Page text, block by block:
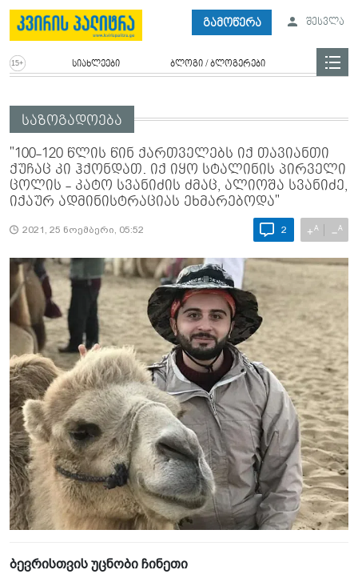
გამოწერა შესვლა
სიახლეები ბლოგი / ბლოგერები
საზოგადოება
"100-120 წლის წინ ქართველებს იქ თავიანთი
ქუჩაც კი ჰქონდათ. იქ იყო სტალინის პირველი
ცოლის - კატო სვანიძის ძმაც, ალიოშა სვანიძე,
იქაურ ადმინისტრაციას ეხმარებოდა"
2021, 25 ნოემბერი, 05:52 2 +A −A
ბევრისთვის უცნობი ჩინეთი